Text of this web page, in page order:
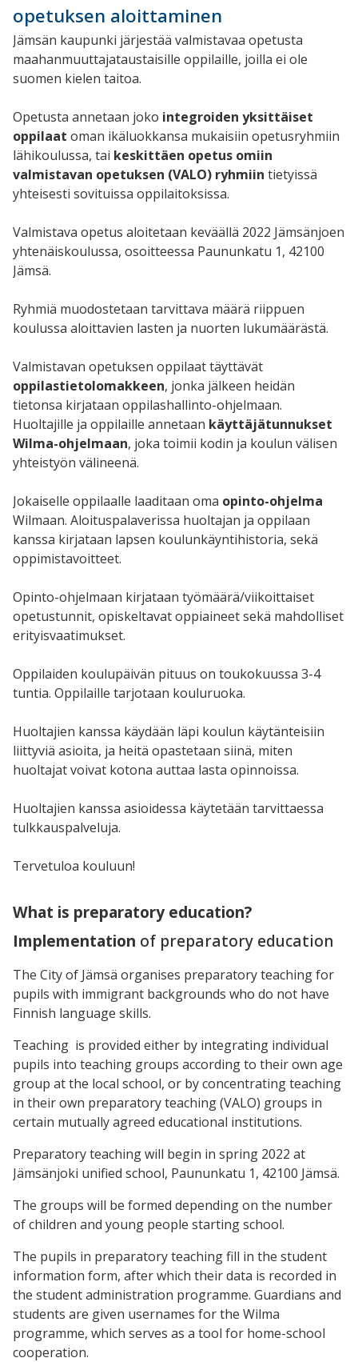
opetuksen aloittaminen
Jämsän kaupunki järjestää valmistavaa opetusta
maahanmuuttajataustaisille oppilaille, joilla ei ole
suomen kielen taitoa.
Opetusta annetaan joko integroiden yksittäiset
oppilaat oman ikäluokkansa mukaisiin opetusryhmiin
lähikoulussa, tai keskittäen opetus omiin
valmistavan opetuksen (VALO) ryhmiin tietyissä
yhteisesti sovituissa oppilaitoksissa.
Valmistava opetus aloitetaan keväällä 2022 Jämsänjoen
yhtenäiskoulussa, osoitteessa Paununkatu 1, 42100
Jämsä.
Ryhmiä muodostetaan tarvittava määrä riippuen
koulussa aloittavien lasten ja nuorten lukumäärästä.
Valmistavan opetuksen oppilaat täyttävät
oppilastietolomakkeen, jonka jälkeen heidän
tietonsa kirjataan oppilashallinto-ohjelmaan.
Huoltajille ja oppilaille annetaan käyttäjätunnukset
Wilma-ohjelmaan, joka toimii kodin ja koulun välisen
yhteistyön välineenä.
Jokaiselle oppilaalle laaditaan oma opinto-ohjelma
Wilmaan. Aloituspalaverissa huoltajan ja oppilaan
kanssa kirjataan lapsen koulunkäyntihistoria, sekä
oppimistavoitteet.
Opinto-ohjelmaan kirjataan työmäärä/viikoittaiset
opetustunnit, opiskeltavat oppiaineet sekä mahdolliset
erityisvaatimukset.
Oppilaiden koulupäivän pituus on toukokuussa 3-4
tuntia. Oppilaille tarjotaan kouluruoka.
Huoltajien kanssa käydään läpi koulun käytänteisiin
liittyviä asioita, ja heitä opastetaan siinä, miten
huoltajat voivat kotona auttaa lasta opinnoissa.
Huoltajien kanssa asioidessa käytetään tarvittaessa
tulkkauspalveluja.
Tervetuloa kouluun!
What is preparatory education?
Implementation of preparatory education
The City of Jämsä organises preparatory teaching for
pupils with immigrant backgrounds who do not have
Finnish language skills.
Teaching is provided either by integrating individual
pupils into teaching groups according to their own age
group at the local school, or by concentrating teaching
in their own preparatory teaching (VALO) groups in
certain mutually agreed educational institutions.
Preparatory teaching will begin in spring 2022 at
Jämsänjoki unified school, Paununkatu 1, 42100 Jämsä.
The groups will be formed depending on the number
of children and young people starting school.
The pupils in preparatory teaching fill in the student
information form, after which their data is recorded in
the student administration programme. Guardians and
students are given usernames for the Wilma
programme, which serves as a tool for home-school
cooperation.